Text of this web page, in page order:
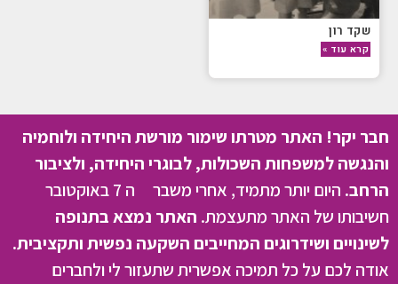
שקד רון
קרא עוד »
חבר יקר! האתר מטרתו שימור מורשת היחידה ולוחמיה
והנגשה למשפחות השכולות, לבוגרי היחידה, ולציבור
הרחב.
היום יותר מתמיד, אחרי משבר ה 7 באוקטובר
חשיבותו של האתר מתעצמת. האתר נמצא בתנופה
לשינויים ושידרוגים המחייבים השקעה נפשית ותקציבית.
אודה לכם על כל תמיכה אפשרית שתעזור לי ולחברים